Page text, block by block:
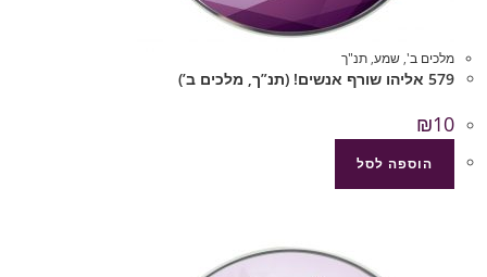
מלכים ב', שמע, תנ"ך
579 אליהו שורף אנשים! (תנ”ך, מלכים ב’)
₪10
הוספה לסל